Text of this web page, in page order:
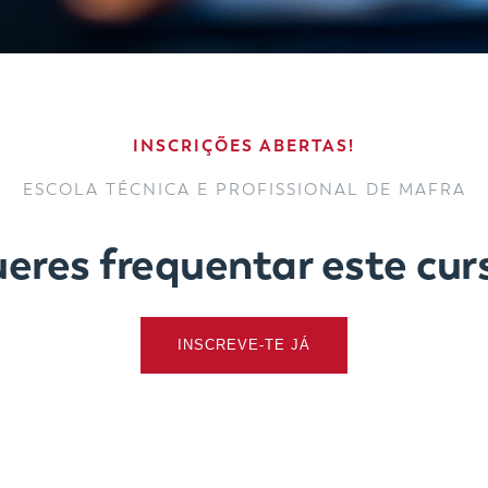
INSCRIÇÕES ABERTAS!
ESCOLA TÉCNICA E PROFISSIONAL DE MAFRA
frequentar este
INSCREVE-TE JÁ